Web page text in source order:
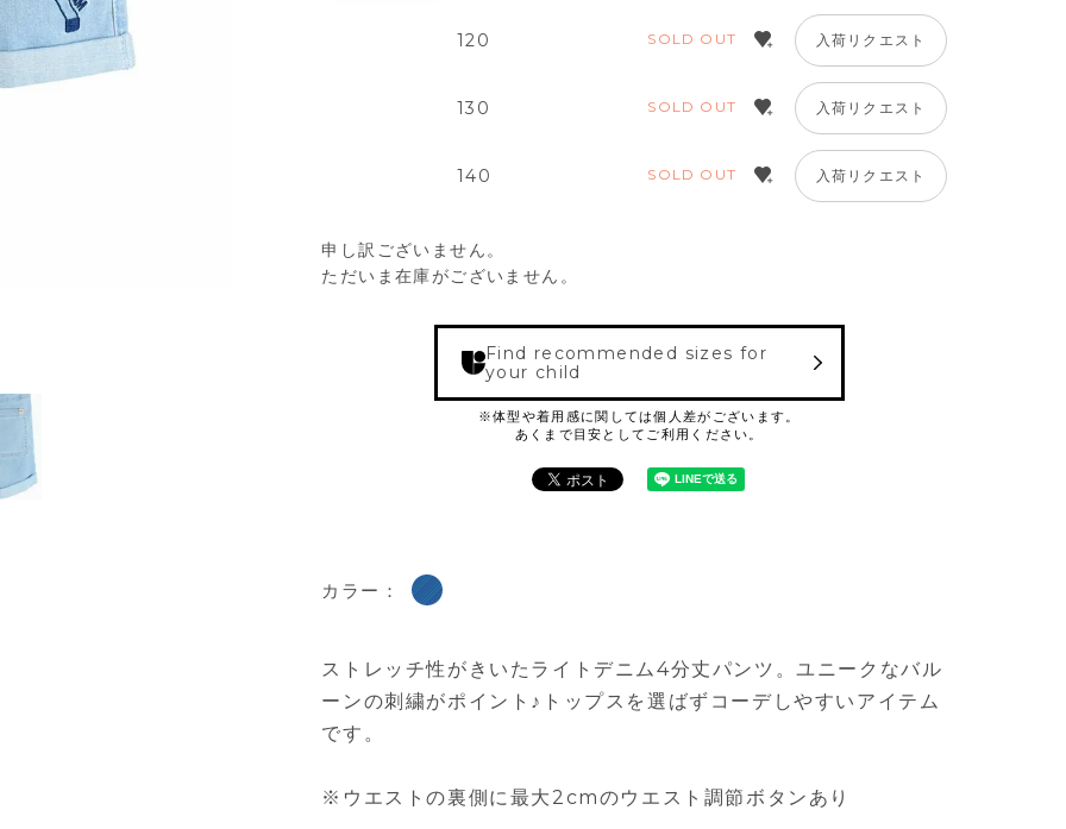
120 SOLD OUT 入荷リクエスト
130 SOLD OUT 入荷リクエスト
140 SOLD OUT 入荷リクエスト
申し訳ございません。
ただいま在庫がございません。
Find recommended sizes for
your child
カラー：
ストレッチ性がきいたライトデニム4分丈パンツ。ユニークなバル
ーンの刺繍がポイント♪トップスを選ばずコーデしやすいアイテム
です。
※ウエストの裏側に最大2cmのウエスト調節ボタンあり